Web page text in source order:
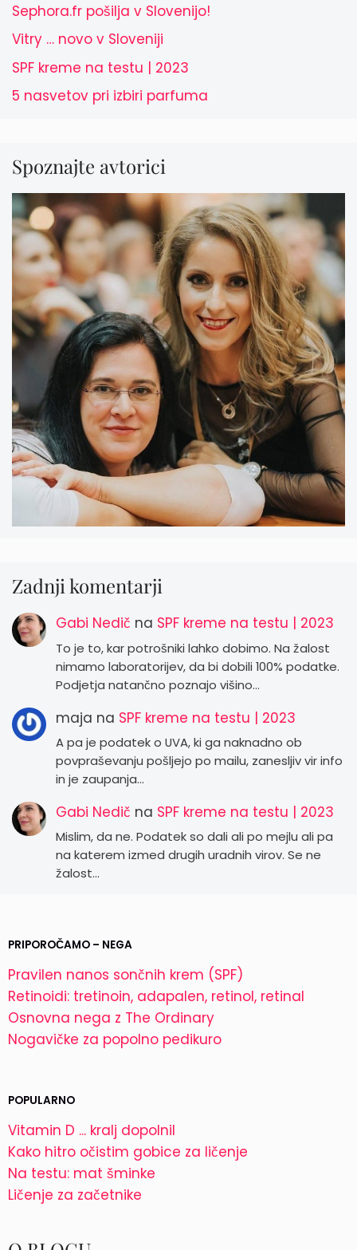
Sephora.fr pošilja v Slovenijo!
Vitry … novo v Sloveniji
SPF kreme na testu | 2023
5 nasvetov pri izbiri parfuma
Spoznajte avtorici
Zadnji komentarji
Gabi Nedič na SPF kreme na testu | 2023
To je to, kar potrošniki lahko dobimo. Na žalost
nimamo laboratorijev, da bi dobili 100% podatke.
Podjetja natančno poznajo višino…
maja na SPF kreme na testu | 2023
A pa je podatek o UVA, ki ga naknadno ob
povpraševanju pošljejo po mailu, zanesljiv vir info
in je zaupanja…
Gabi Nedič na SPF kreme na testu | 2023
Mislim, da ne. Podatek so dali ali po mejlu ali pa
na katerem izmed drugih uradnih virov. Se ne
žalost…
PRIPOROČAMO – NEGA
Pravilen nanos sončnih krem (SPF)
Retinoidi: tretinoin, adapalen, retinol, retinal
Osnovna nega z The Ordinary
Nogavičke za popolno pedikuro
POPULARNO
Vitamin D ... kralj dopolnil
Kako hitro očistim gobice za ličenje
Na testu: mat šminke
Ličenje za začetnike